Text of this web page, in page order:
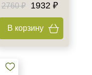
2760 ₽
1932 ₽
В корзину